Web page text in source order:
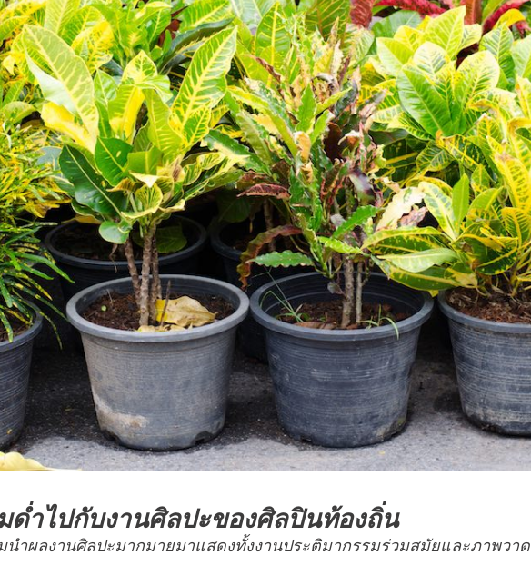
ด่ำไปกับงานศิลปะของศิลปินท้องถิ่น
ำผลงานศิลปะมากมายมาแสดงทั้งงานประติมากรรมร่วมสมัยและภาพวาด